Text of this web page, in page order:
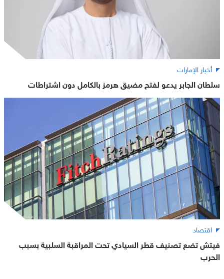
أخبار الإمارات
سلطان الجابر يدعو لفتح مضيق هرمز بالكامل دون اشتراطات
اقتصاد
فيتش تضع تصنيف قطر السيادي تحت المراقبة السلبية بسبب
الحرب